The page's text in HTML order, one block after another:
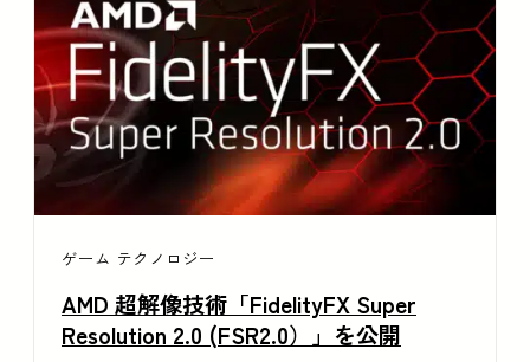
ゲーム テクノロジー
AMD 超解像技術「FidelityFX Super
Resolution 2.0 (FSR2.0）」を公開